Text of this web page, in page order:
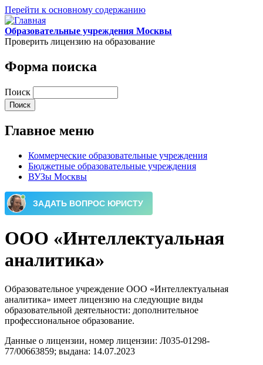
Перейти к основному содержанию
Образовательные учреждения Москвы
Проверить лицензию на образование
Форма поиска
Поиск
Главное меню
Коммерческие образовательные учреждения
Бюджетные образовательные учреждения
ВУЗы Москвы
ООО «Интеллектуальная
аналитика»
Образовательное учреждение ООО «Интеллектуальная
аналитика» имеет лицензию на следующие виды
образовательной деятельности: дополнительное
профессиональное образование.
Данные о лицензии, номер лицензии: Л035-01298-
77/00663859; выдана: 14.07.2023